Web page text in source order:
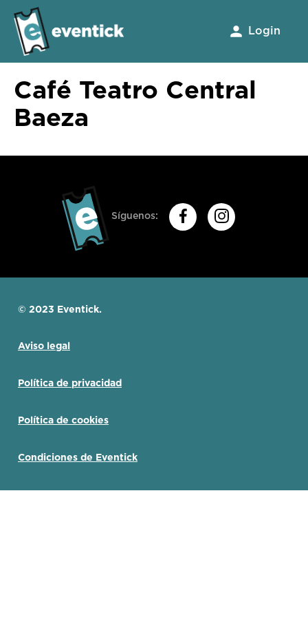
Login
Café Teatro Central
Baeza
Síguenos:
© 2023 Eventick.
Aviso legal
Política de privacidad
Política de cookies
Condiciones de Eventick